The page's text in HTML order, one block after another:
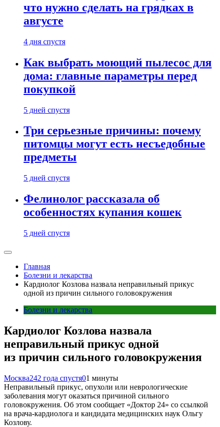
что нужно сделать на грядках в
августе
4 дня спустя
Как выбрать моющий пылесос для
дома: главные параметры перед
покупкой
5 дней спустя
Три серьезные причины: почему
питомцы могут есть несъедобные
предметы
5 дней спустя
Фелинолог рассказала об
особенностях купания кошек
5 дней спустя
Главная
Болезни и лекарства
Кардиолог Козлова назвала неправильный прикус
одной из причин сильного головокружения
Болезни и лекарства
Кардиолог Козлова назвала
неправильный прикус одной
из причин сильного головокружения
Москва242 года спустя01 минуты
Неправильный прикус, опухоли или неврологические
заболевания могут оказаться причиной сильного
головокружения. Об этом сообщает «Доктор 24» со ссылкой
на врача-кардиолога и кандидата медицинских наук Ольгу
Козлову.